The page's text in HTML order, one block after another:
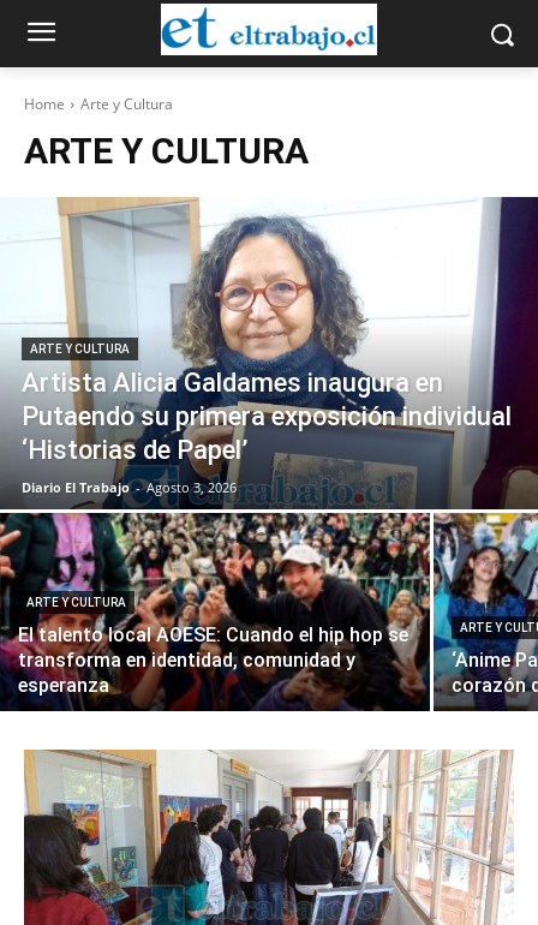
Home Arte y Cultura
ARTE Y CULTURA
ARTE Y CULTURA
Artista Alicia Galdames inaugura en
Putaendo su primera exposición individual
‘Historias de Papel’
Diario El Trabajo - Agosto 3, 2026
ARTE Y CULTURA
El talento local AOESE: Cuando el hip hop se
transforma en identidad, comunidad y
esperanza
ARTE Y
‘Anime
corazón